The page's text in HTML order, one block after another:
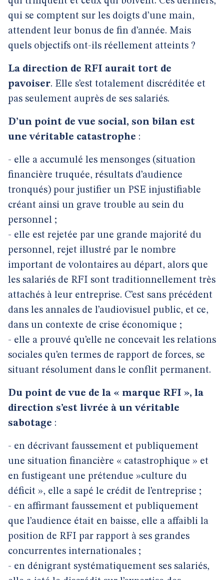
qui se comptent sur les doigts d’une main,
attendent leur bonus de fin d’année. Mais
quels objectifs ont-ils réellement atteints ?
La direction de RFI aurait tort de
pavoiser. Elle s’est totalement discréditée et
pas seulement auprès de ses salariés.
D’un point de vue social, son bilan est
une véritable catastrophe :
- elle a accumulé les mensonges (situation
financière truquée, résultats d’audience
tronqués) pour justifier un PSE injustifiable
créant ainsi un grave trouble au sein du
personnel ;
- elle est rejetée par une grande majorité du
personnel, rejet illustré par le nombre
important de volontaires au départ, alors que
les salariés de RFI sont traditionnellement très
attachés à leur entreprise. C’est sans précédent
dans les annales de l’audiovisuel public, et ce,
dans un contexte de crise économique ;
- elle a prouvé qu’elle ne concevait les relations
sociales qu’en termes de rapport de forces, se
situant résolument dans le conflit permanent.
Du point de vue de la « marque RFI », la
direction s’est livrée à un véritable
sabotage :
- en décrivant faussement et publiquement
une situation financière « catastrophique » et
en fustigeant une prétendue »culture du
déficit », elle a sapé le crédit de l’entreprise ;
- en affirmant faussement et publiquement
que l’audience était en baisse, elle a affaibli la
position de RFI par rapport à ses grandes
concurrentes internationales ;
- en dénigrant systématiquement ses salariés,